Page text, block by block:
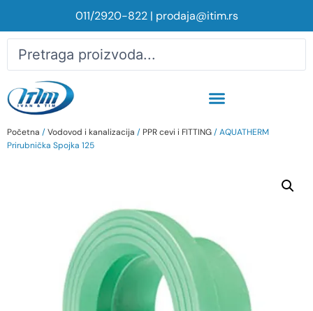
011/2920-822| prodaja@itim.rs
Početna /Vodovod i kanalizacija / PPR cevi i FITTING/ AQUATHERM
Prirubnička Spojka 125